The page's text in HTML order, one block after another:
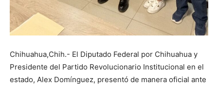
Chihuahua,Chih.- El Diputado Federal por Chihuahua y
Presidente del Partido Revolucionario Institucional en el
estado, Alex Domínguez, presentó de manera oficial ante